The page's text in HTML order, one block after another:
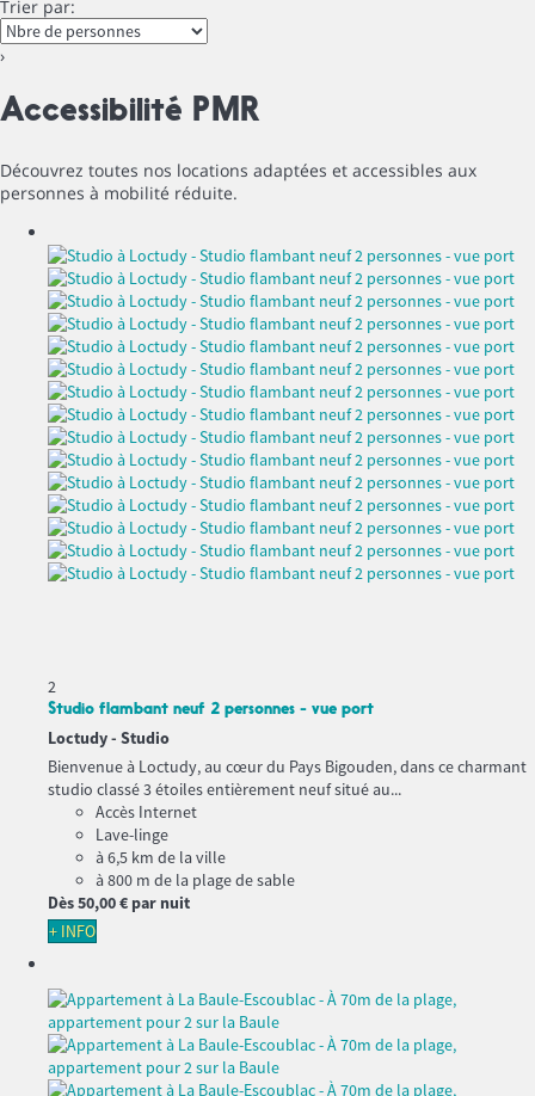
Trier par:
›
Accessibilité PMR
Découvrez toutes nos locations adaptées et accessibles aux
personnes à mobilité réduite.
2
Studio flambant neuf 2 personnes - vue port
Loctudy - Studio
Bienvenue à Loctudy, au cœur du Pays Bigouden, dans ce charmant
studio classé 3 étoiles entièrement neuf situé au...
Accès Internet
Lave-linge
à 6,5 km de la ville
à 800 m de la plage de sable
Dès50,00 € par nuit
+ INFO